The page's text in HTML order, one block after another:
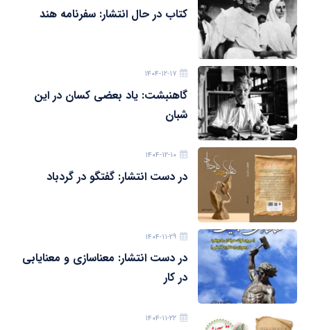
کتاب در حال انتشار: سفرنامه هند
۱۴۰۴-۱۲-۱۷
گاهنبشت: یاد بعضی کسان در این
شبان
۱۴۰۴-۱۲-۱۰
در دست انتشار: گفتگو در گردباد
۱۴۰۴-۱۱-۲۹
در دست انتشار: معناسازی و معنایابی
در کار
۱۴۰۴-۱۱-۲۲